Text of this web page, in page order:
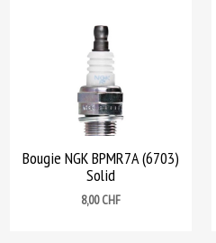
Bougie NGK BPMR7A (6703)
Solid
Prix
8,00 CHF